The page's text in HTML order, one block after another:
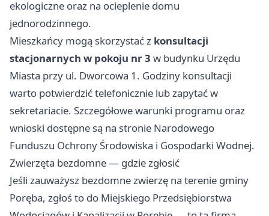
ekologiczne oraz na ocieplenie domu
jednorodzinnego.
Mieszkańcy mogą skorzystać z konsultacji
stacjonarnych w pokoju nr 3 w budynku Urzędu
Miasta przy ul. Dworcowa 1. Godziny konsultacji
warto potwierdzić telefonicznie lub zapytać w
sekretariacie. Szczegółowe warunki programu oraz
wnioski dostępne są na stronie Narodowego
Funduszu Ochrony Środowiska i Gospodarki Wodnej.
Zwierzęta bezdomne — gdzie zgłosić
Jeśli zauważysz bezdomne zwierzę na terenie gminy
Poręba, zgłoś to do Miejskiego Przedsiębiorstwa